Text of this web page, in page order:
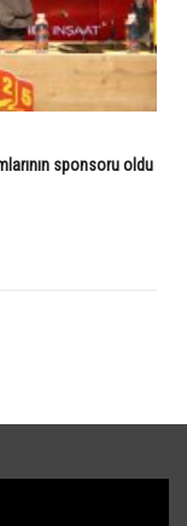
sponsoru oldu